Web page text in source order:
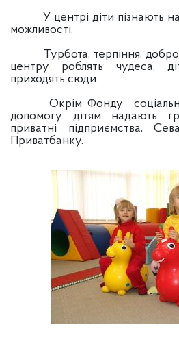
У центрі діти пізнають
можливості.
Турбота, терпіння,
центру роблять чудеса,
приходять сюди.
Окрім Фонду соціального
допомогу дітям надають
приватні підприємства,
Приватбанку.